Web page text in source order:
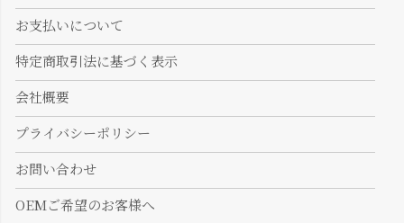
お支払いについて
特定商取引法に基づく表示
会社概要
プライバシーポリシー
お問い合わせ
OEMご希望のお客様へ